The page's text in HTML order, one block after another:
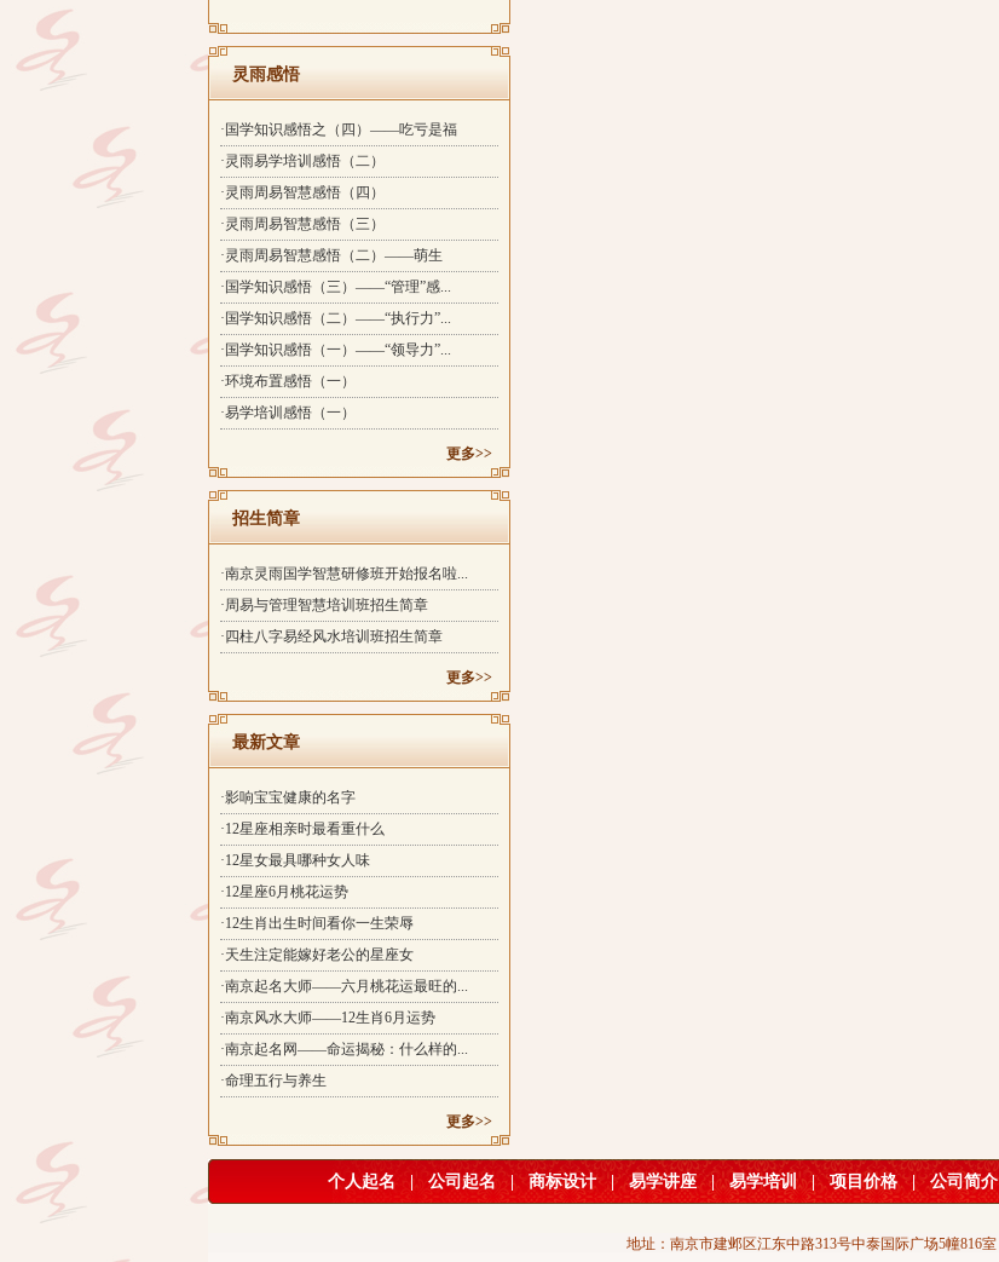
灵雨感悟
·国学知识感悟之（四）——吃亏是福
·灵雨易学培训感悟（二）
·灵雨周易智慧感悟（四）
·灵雨周易智慧感悟（三）
·灵雨周易智慧感悟（二）——萌生
·国学知识感悟（三）——“管理”感...
·国学知识感悟（二）——“执行力”...
·国学知识感悟（一）——“领导力”...
·环境布置感悟（一）
·易学培训感悟（一）
更多>>
招生简章
·南京灵雨国学智慧研修班开始报名啦...
·周易与管理智慧培训班招生简章
·四柱八字易经风水培训班招生简章
更多>>
最新文章
·影响宝宝健康的名字
·12星座相亲时最看重什么
·12星女最具哪种女人味
·12星座6月桃花运势
·12生肖出生时间看你一生荣辱
·天生注定能嫁好老公的星座女
·南京起名大师——六月桃花运最旺的...
·南京风水大师——12生肖6月运势
·南京起名网——命运揭秘：什么样的...
·命理五行与养生
更多>>
个人起名 公司起名 | 商标设计 | 易学讲座 | 易学培训 | 项目价格 | 公司简介
地址：南京市建邺区江东中路313号中泰国际广场5幢816室